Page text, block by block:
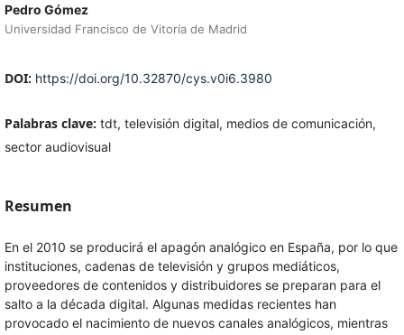
Pedro Gómez
Universidad Francisco de Vitoria de Madrid
DOI: https://doi.org/10.32870/cys.v0i6.3980
Palabras clave: tdt, televisión digital, medios de comunicación,
sector audiovisual
Resumen
En el 2010 se producirá el apagón analógico en España, por lo que
instituciones, cadenas de televisión y grupos mediáticos,
proveedores de contenidos y distribuidores se preparan para el
salto a la década digital. Algunas medidas recientes han
provocado el nacimiento de nuevos canales analógicos, mientras